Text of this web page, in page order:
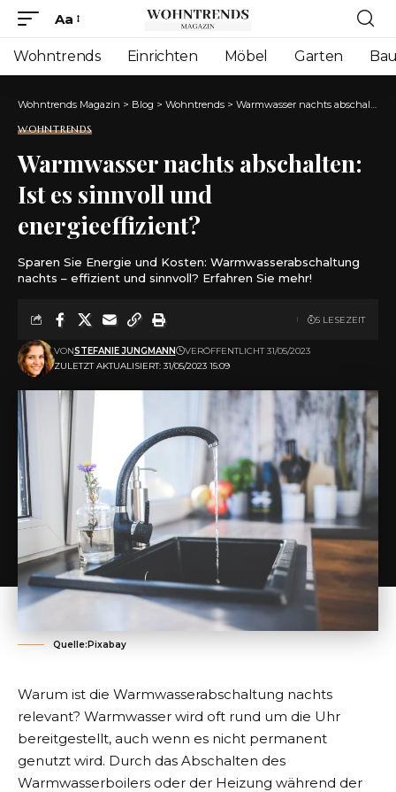
Font
Resizer
Aa
Wohntrends Einrichten Möbel Garten
Wohntrends Magazin > Blog > Wohntrends > Warmwasser nachts abschalten: Ist es sinnvoll und energieeffizient?
WOHNTRENDS
Warmwasser nachts abschalten:
Ist es sinnvoll und
energieeffizient?
Sparen Sie Energie und Kosten: Warmwasserabschaltung
nachts – effizient und sinnvoll? Erfahren Sie mehr!
ZULETZT AKTUALISIERT: 31/05/2023 15:09
VONSTEFANIE JUNGMANN VERÖFFENTLICHT 31/05/2023
5 LESEZEIT
Quelle:Pixabay
Warum ist die Warmwasserabschaltung nachts
relevant? Warmwasser wird oft rund um die Uhr
bereitgestellt, auch wenn es nicht permanent
genutzt wird. Durch das Abschalten des
Warmwasserboilers oder der Heizung während der